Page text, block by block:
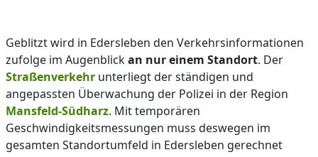
Geblitzt wird in Edersleben den Verkehrsinformationen
zufolge im Augenblickan nur einem Standort. Der
Straßenverkehr unterliegt der ständigen und
angepassten Überwachung der Polizei in der Region
Mansfeld-Südharz. Mit temporären
Geschwindigkeitsmessungen muss deswegen im
gesamten Standortumfeld in Edersleben gerechnet